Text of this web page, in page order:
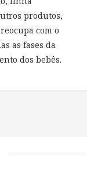
produtos,
com o
as fases da
dos bebês.